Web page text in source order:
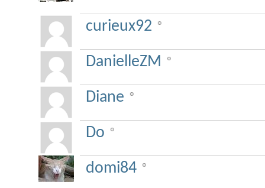
curieux92
DanielleZM
Diane
Do
domi84